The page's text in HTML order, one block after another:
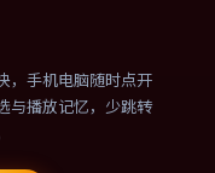
，手机电脑随时点开
与播放记忆，少跳转